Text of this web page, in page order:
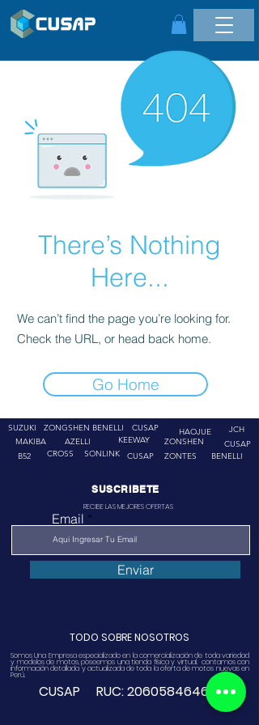
There’s Nothing
Here...
We can’t find the page you’re looking for.
Check the URL, or head back home.
Go Home
SUZUKI
ZONGSHEN
MAKIBA
AZELLI
BENELLI
CUSAP
KEEWAY
B52
CROSS SONLINK CUSAP
HAOJUE
JCH
ZONSHEN
ZONTES
CUSAP
BENELLI
SUSCRIBETE
RECIBE LAS MEJORES OFERTAS
Email
Enviar
TODO SOBRE NOSOTROS
Somos Una Empresa especializado en la comercialización de toda variedad
y modelos de motos, poseemos una tienda física y virtual. contamos con
información detallada y actualizada de toda la oferta de motos nuevas en
Perú.
CUSAP RUC:20605846468